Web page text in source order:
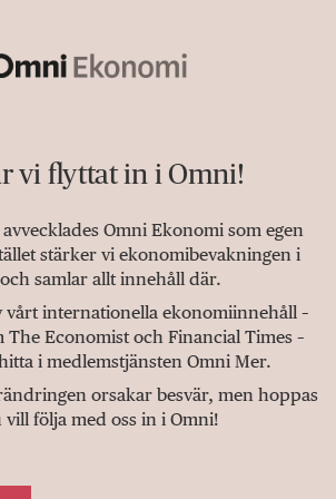
vi flyttat in i Omni!
avvecklades Omni Ekonomi som egen
stärker vi ekonomibevakningen i
samlar allt innehåll där.
vårt internationella ekonomiinnehåll –
Economist och Financial Times –
i medlemstjänsten Omni Mer.
orsakar besvär, men hoppas
vill följa med oss in i Omni!